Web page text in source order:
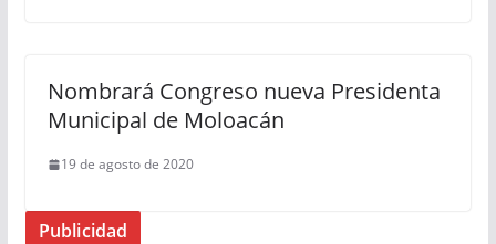
Nombrará Congreso nueva Presidenta
Municipal de Moloacán
19 de agosto de 2020
Publicidad